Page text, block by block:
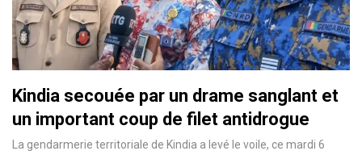
Kindia secouée par un drame sanglant et
un important coup de filet antidrogue
La gendarmerie territoriale de Kindia a levé le voile, ce mardi 6